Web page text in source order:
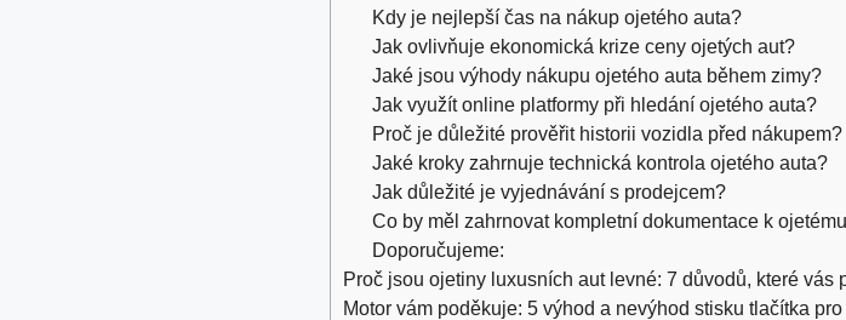
Kdy je nejlepší čas na nákup ojetého auta?
Jak ovlivňuje ekonomická krize ceny ojetých aut?
Jaké jsou výhody nákupu ojetého auta během zimy?
Jak využít online platformy při hledání ojetého auta?
Proč je důležité prověřit historii vozidla před nákupem?
Jaké kroky zahrnuje technická kontrola ojetého auta?
Jak důležité je vyjednávání s prodejcem?
Co by měl zahrnovat kompletní dokumentace k
Doporučujeme:
Proč jsou ojetiny luxusních aut levné: 7 důvodů, které vás
Motor vám poděkuje: 5 výhod a nevýhod stisku tlačítka